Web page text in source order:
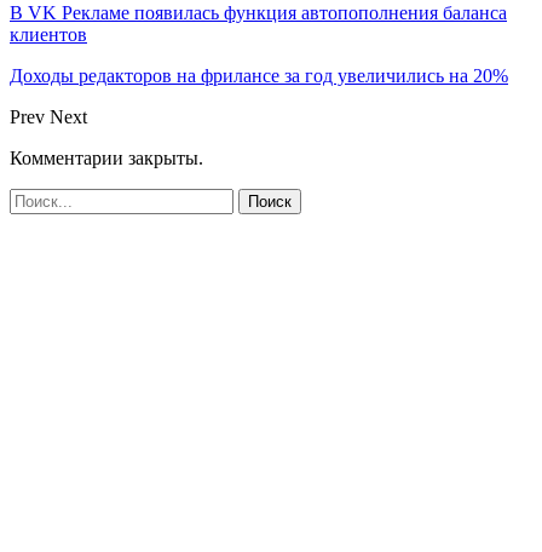
В VK Рекламе появилась функция автопополнения баланса
клиентов
Доходы редакторов на фрилансе за год увеличились на 20%
Prev Next
Комментарии закрыты.